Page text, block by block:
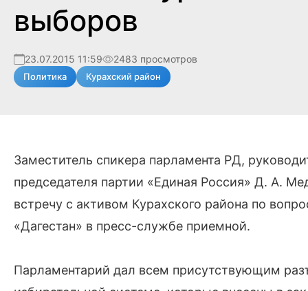
выборов
23.07.2015 11:59 2483 просмотров
Политика Курахский район
Заместитель спикера парламента РД,
председателя партии «Единая Россия» Д. А.
встречу с активом Курахского района по
«Дагестан» в пресс-службе приемной.
Парламентарий дал всем присутствующим